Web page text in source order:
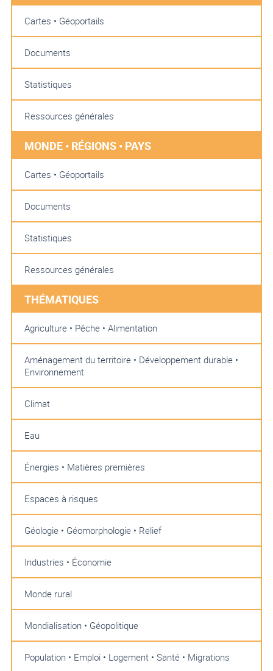
Cartes • Géoportails
Documents
Statistiques
Ressources générales
MONDE • RÉGIONS • PAYS
Cartes • Géoportails
Documents
Statistiques
Ressources générales
THÉMATIQUES
Agriculture • Pêche • Alimentation
Aménagement du territoire • Développement durable •
Environnement
Climat
Eau
Énergies • Matières premières
Espaces à risques
Géologie • Géomorphologie • Relief
Industries • Économie
Monde rural
Mondialisation • Géopolitique
Population • Emploi • Logement • Santé • Migrations